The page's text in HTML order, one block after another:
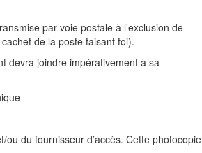
par voie postale à l’exclusion de
de la poste faisant foi).
devra joindre impérativement à sa
du fournisseur d’accès. Cette photocopie